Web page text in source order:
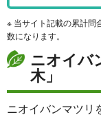
※ 当サイト記載の累計問
数になります。
ニオイバ
木」
ニオイバンマツリ